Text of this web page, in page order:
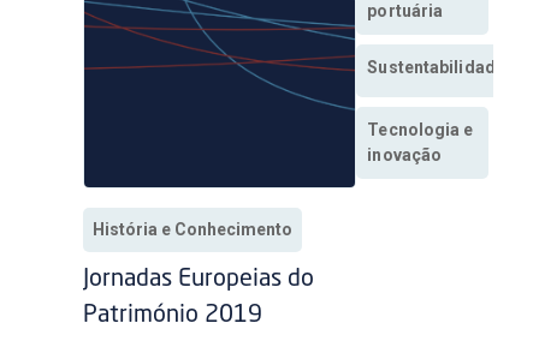
História e Conhecimento
Jornadas Europeias do
Património 2019
portuária
Sustentabilidade
Tecnologia e
inovação